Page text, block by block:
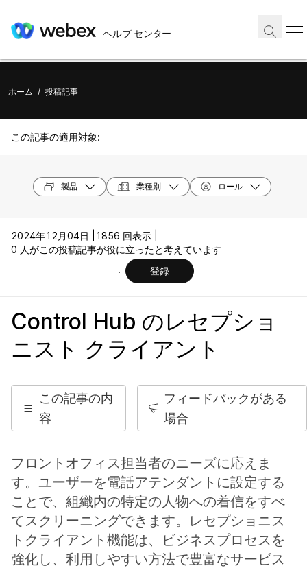
ヘルプ センター
ホーム / 投稿記事
この記事の適用対象:
製品 業種別 ロール
2024年12月04日 |
1856 回表示 |
0 人がこの投稿記事が役に立ったと考えています
登録
Control Hub のレセプショ
ニスト クライアント
この記事の内
容
フィードバックがある
場合
フロントオフィス担当者のニーズに応えま
す。ユーザーを電話アテンダントに設定する
ことで、組織内の特定の人物への着信をすべ
てスクリーニングできます。レセプショニス
トクライアント機能は、ビジネスプロセスを
強化し、利用しやすい方法で豊富なサービス